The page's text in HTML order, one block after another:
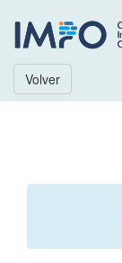
Volver